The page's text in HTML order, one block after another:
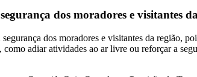
dos moradores e visitantes
dos moradores e visitantes da região,
adiar atividades ao ar livre ou reforçar a